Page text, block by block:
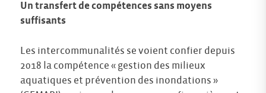
Un transfert de compétences sans moyens
suffisants
Les intercommunalités se voient confier depuis
2018 la compétence « gestion des milieux
aquatiques et prévention des inondations »